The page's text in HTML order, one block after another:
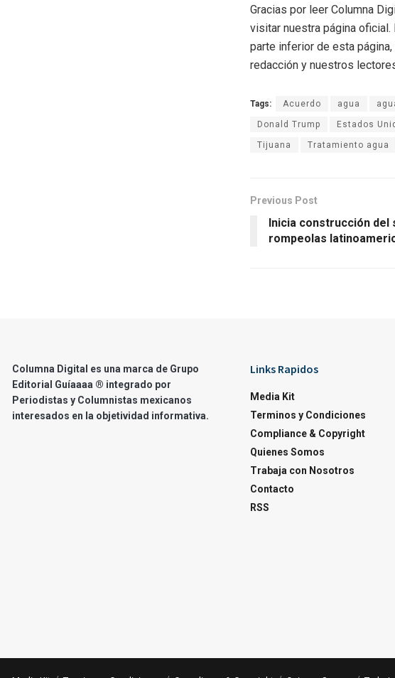
Gracias por leer Columna
visitar nuestra página
parte inferior de esta
redacción y nuestros
Tags: Acuerdo agua
Donald Trump Estados
Tijuana Tratamiento agua
Previous Post
Inicia construcción del
rompeolas
Columna Digital es una marca de Grupo
Editorial Guíaaaa ® integrado por
Periodistas y Columnistas mexicanos
interesados en la objetividad informativa.
Links Rapidos
Media Kit
Terminos y Condiciones
Compliance & Copyright
Quienes Somos
Trabaja con Nosotros
Contacto
RSS